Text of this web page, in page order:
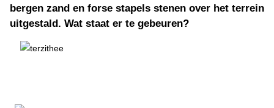
bergen zand en forse stapels stenen over het terrein
uitgestald. Wat staat er te gebeuren?